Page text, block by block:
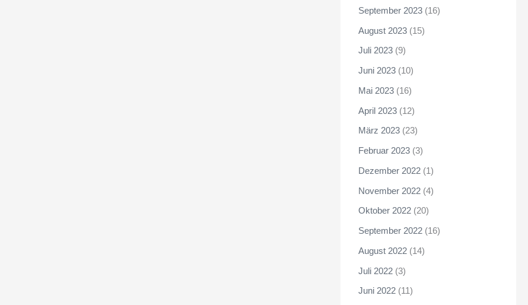
September 2023 (16)
August 2023 (15)
Juli 2023 (9)
Juni 2023 (10)
Mai 2023 (16)
April 2023 (12)
März 2023 (23)
Februar 2023 (3)
Dezember 2022 (1)
November 2022 (4)
Oktober 2022 (20)
September 2022 (16)
August 2022 (14)
Juli 2022 (3)
Juni 2022 (11)